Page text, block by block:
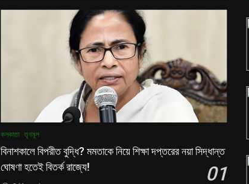
কলকাতা তৃণমূল
বিনাশকালে বিপরীত বুদ্ধি? মমতাকে নিয়ে শিক্ষা দপ্তরের নয়া সিদ্ধান্ত
ঘোষণা হতেই বিতর্ক রাজ্যে!
01